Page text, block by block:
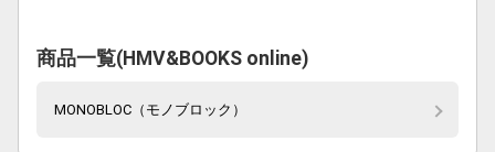
商品一覧(HMV&BOOKS online)
MONOBLOC（モノブロック）